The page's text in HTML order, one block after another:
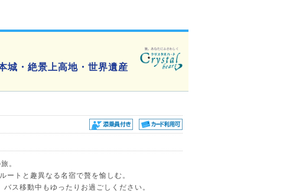
城・絶景上高地・世界遺産
。
ートと趣異なる名宿で贅を愉しむ。
ス移動中もゆったりお過ごしください。